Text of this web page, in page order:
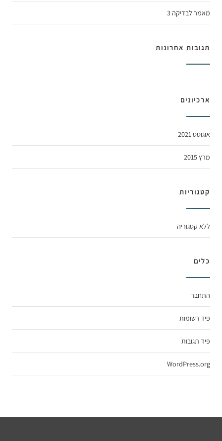
מאמר לבדיקה 3
תגובות אחרונות
ארכיונים
אוגוסט 2021
מרץ 2015
קטגוריות
ללא קטגוריה
כלים
התחבר
פיד רשומות
פיד תגובות
WordPress.org